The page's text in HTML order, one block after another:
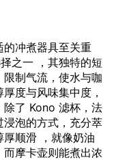
冲煮器具至关重
之一 ，其独特的短
制气流，使水与咖
度与风味集中度，
除了 Kono 滤杯，法
泡的方式，充分萃
顺滑 ，就像奶油
摩卡壶则能煮出浓